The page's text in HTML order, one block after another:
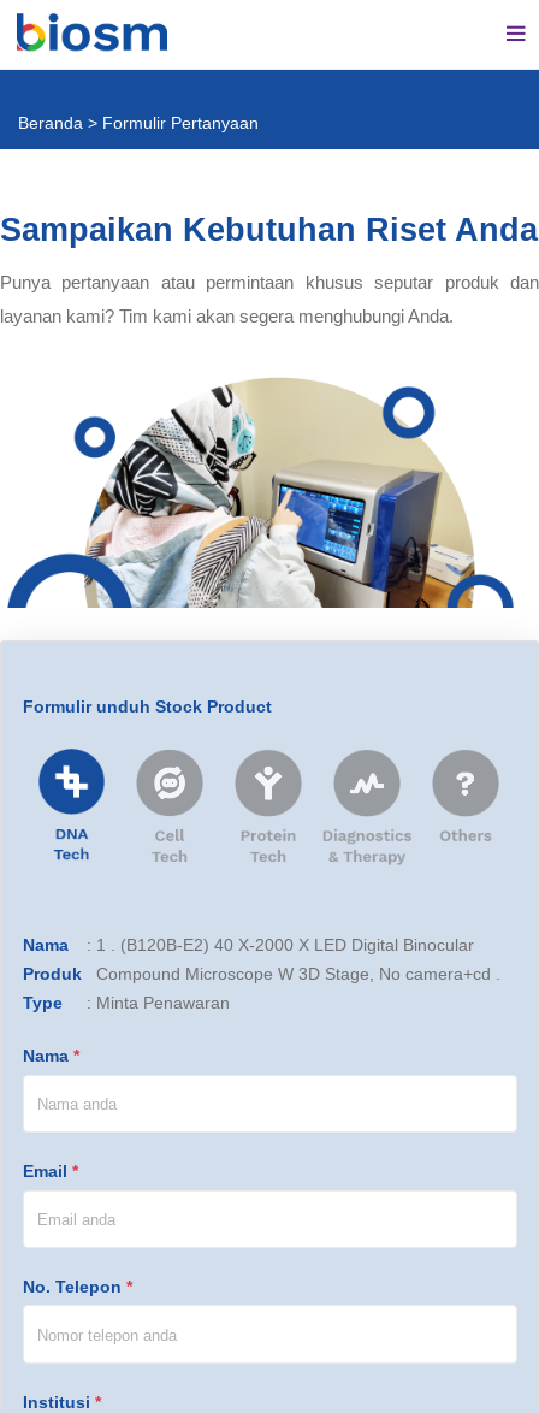
Beranda > Formulir Pertanyaan
Sampaikan Kebutuhan Riset Anda
Punya pertanyaan atau permintaan khusus seputar produk dan
layanan kami? Tim kami akan segera menghubungi Anda.
Formulir unduh Stock Product
Nama
Produk
: 1 . (B120B-E2) 40 X-2000 X LED Digital Binocular
Compound Microscope W 3D Stage, No camera+cd .
Type
: Minta Penawaran
Nama *
Email *
No. Telepon *
Institusi *